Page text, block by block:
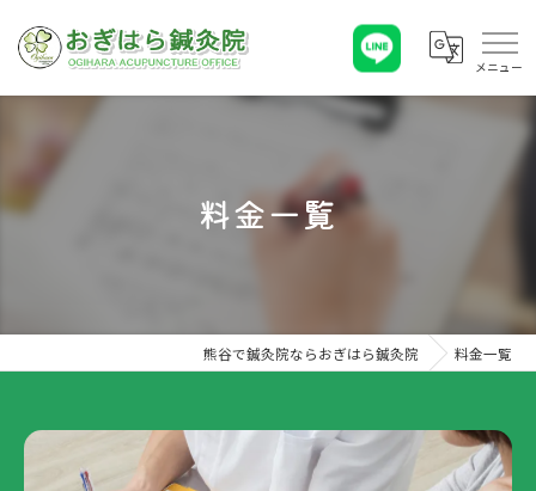
料金一覧
熊谷で鍼灸院ならおぎはら鍼灸院 料金一覧